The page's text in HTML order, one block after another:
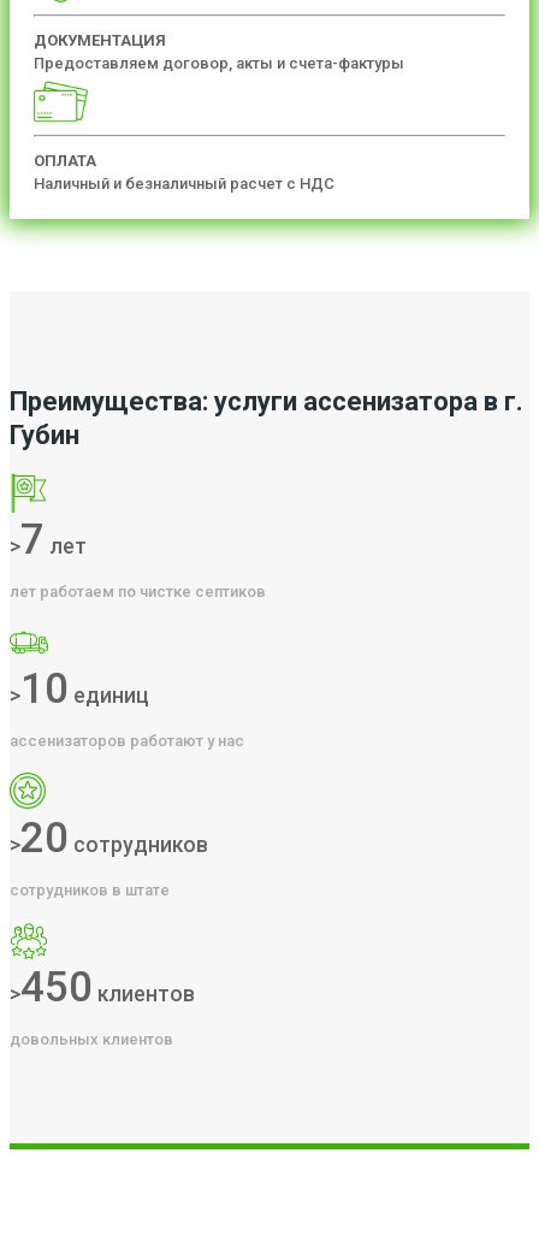
ДОКУМЕНТАЦИЯ
Предоставляем договор, акты и счета-фактуры
ОПЛАТА
Наличный и безналичный расчет с НДС
Преимущества: услуги ассенизатора в г.
Губин
>7 лет
лет работаем по чистке септиков
>10 единиц
ассенизаторов работают у нас
>20 сотрудников
сотрудников в штате
>450 клиентов
довольных клиентов